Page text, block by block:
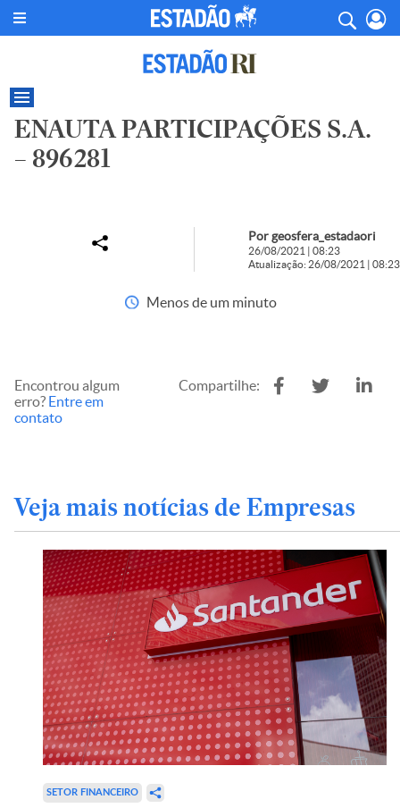
ENAUTA PARTICIPAÇÕES S.A.
– 896281
Por geosfera_estadaori
26/08/2021 | 08:23
Atualização: 26/08/2021 | 08:23
Menos de um minuto
Encontrou algum
erro? Entre em
contato
Compartilhe:
Veja mais notícias de Empresas
SETOR FINANCEIRO